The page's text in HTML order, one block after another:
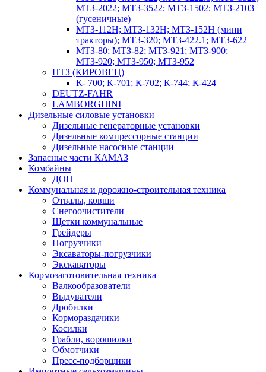
МТЗ-2022; МТЗ-3522; МТЗ-1502; МТЗ-2103
(гусеничные)
МТЗ-112Н; МТЗ-132Н; МТЗ-152Н (мини
тракторы); МТЗ-320; МТЗ-422.1; МТЗ-622
МТЗ-80; МТЗ-82; МТЗ-921; МТЗ-900;
МТЗ-920; МТЗ-950; МТЗ-952
ПТЗ (КИРОВЕЦ)
К- 700; К-701; К-702; К-744; К-424
DEUTZ-FAHR
LAMBORGHINI
Дизельные силовые установки
Дизельные генераторные установки
Дизельные компрессорные станции
Дизельные насосные станции
Запасные части КАМАЗ
Комбайны
ДОН
Коммунальная и дорожно-строительная техника
Отвалы, ковши
Снегоочистители
Щетки коммунальные
Грейдеры
Погрузчики
Эксаваторы-погрузчики
Экскаваторы
Кормозаготовительная техника
Валкообразователи
Выдуватели
Дробилки
Кормораздачики
Косилки
Грабли, ворошилки
Обмотчики
Пресс-подборщики